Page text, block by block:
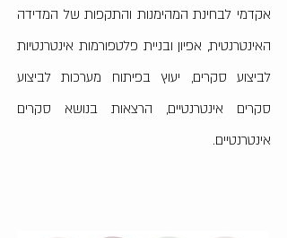
אקדמי לבחינת המהימנות והתקפות של המדידה
האינטרנטית, אפיון ובניית פלטפורמות אינטרנטיות
לביצוע סקרים, יעוץבפיתוח מערכות לביצוע
סקרים אינטרנטיים, הרצאות בנושא סקרים
אינטרנטיים.